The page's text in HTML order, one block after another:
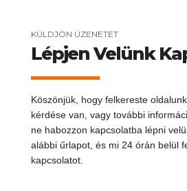
KÜLDJÖN ÜZENETET
Lépjen Velünk
Köszönjük, hogy felkereste
kérdése van, vagy további
ne habozzon kapcsolatba lépni
alábbi űrlapot, és mi 24 órán belül
kapcsolatot.